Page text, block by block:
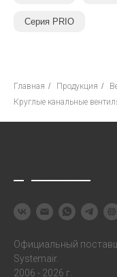
Серия PRIO
Главная / Продукция /
Круглые канальные
Официальный
Systemair.
2006 - 2026 г.